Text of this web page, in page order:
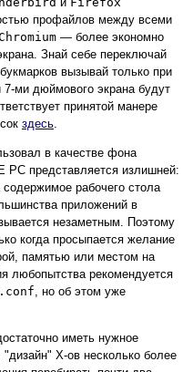
профайлов между всеми
— более экономно
Знай себе переключай
вызывай только при
ми дюймового экрана будут
принятой манере
здесь.
в качестве фона
PC представляется излишней:
рабочего стола
приложений в
незаметным. Поэтому
когда просыпается желание
памятью или местом на
любопытства рекомендуется
, но об этом уже
иметь нужное
Х-ов несколько более